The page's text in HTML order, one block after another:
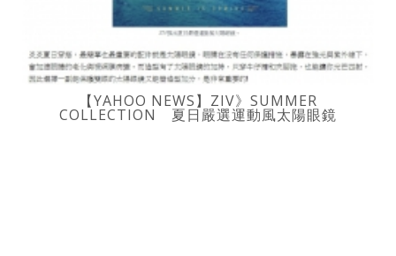
【YAHOO NEWS】ZIV》SUMMER
COLLECTION 夏日嚴選運動風太陽眼鏡